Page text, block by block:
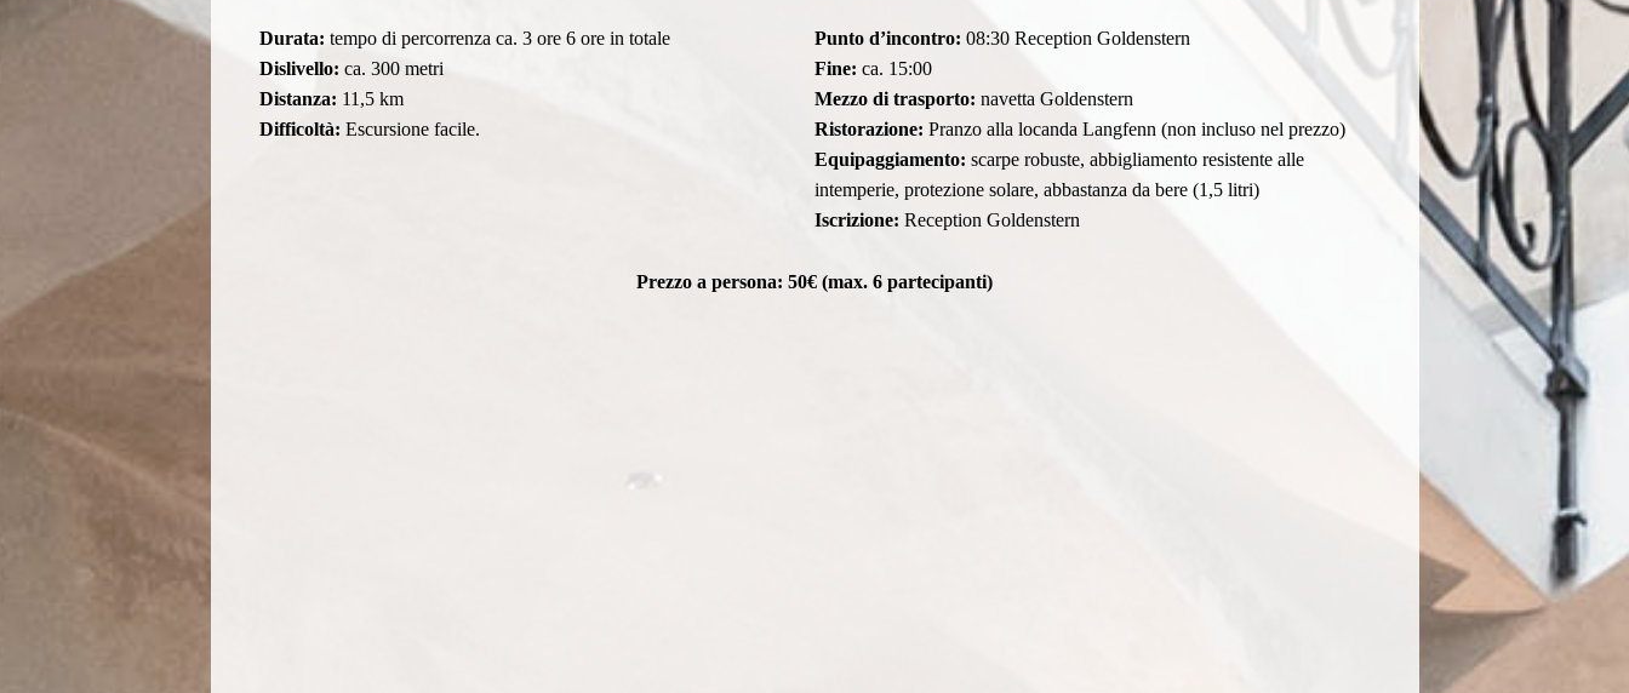
Durata: tempo di percorrenza ca. 3 ore 6 ore in totale
Dislivello: ca. 300 metri
Distanza: 11,5 km
Difficoltà: Escursione facile.
Punto d’incontro: 08:30 Reception Goldenstern
Fine: ca. 15:00
Mezzo di trasporto: navetta Goldenstern
Ristorazione: Pranzo alla locanda Langfenn (non incluso nel prezzo)
Equipaggiamento: scarpe robuste, abbigliamento resistente alle
intemperie, protezione solare, abbastanza da bere (1,5 litri)
Iscrizione: Reception Goldenstern
Prezzo a persona: 50€ (max. 6 partecipanti)